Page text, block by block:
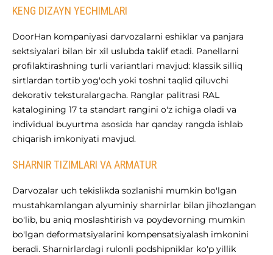
KENG DIZAYN YECHIMLARI
DoorHan kompaniyasi darvozalarni eshiklar va panjara
sektsiyalari bilan bir xil uslubda taklif etadi. Panellarni
profilaktirashning turli variantlari mavjud: klassik silliq
sirtlardan tortib yog'och yoki toshni taqlid qiluvchi
dekorativ teksturalargacha. Ranglar palitrasi RAL
katalogining 17 ta standart rangini o'z ichiga oladi va
individual buyurtma asosida har qanday rangda ishlab
chiqarish imkoniyati mavjud.
SHARNIR TIZIMLARI VA ARMATUR
Darvozalar uch tekislikda sozlanishi mumkin bo'lgan
mustahkamlangan alyuminiy sharnirlar bilan jihozlangan
bo'lib, bu aniq moslashtirish va poydevorning mumkin
bo'lgan deformatsiyalarini kompensatsiyalash imkonini
beradi. Sharnirlardagi rulonli podshipniklar ko'p yillik